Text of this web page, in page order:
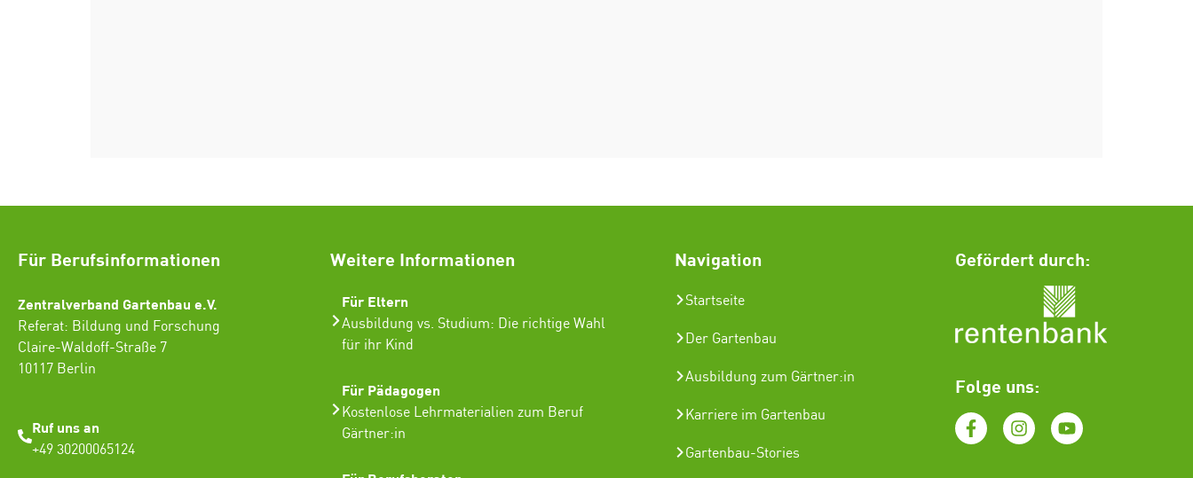
Für Berufsinformationen
Zentralverband Gartenbau e.V.
Referat: Bildung und Forschung
Claire-Waldoff-Straße 7
10117 Berlin
Ruf uns an
+49 30200065124
Weitere Informationen
Für Eltern
Ausbildung vs. Studium: Die richtige Wahl
für ihr Kind
Für Pädagogen
Kostenlose Lehrmaterialien zum Beruf
Gärtner:in
Navigation
Startseite
Der Gartenbau
Ausbildung zum Gärtner:in
Karriere im Gartenbau
Gartenbau-Stories
Gefördert durch:
Folge uns: